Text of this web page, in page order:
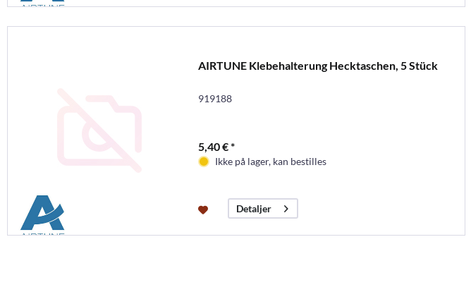
AIRTUNE Klebehalterung Hecktaschen, 5 Stück
919188
5,40 € *
Ikke på lager, kan bestilles
Detaljer